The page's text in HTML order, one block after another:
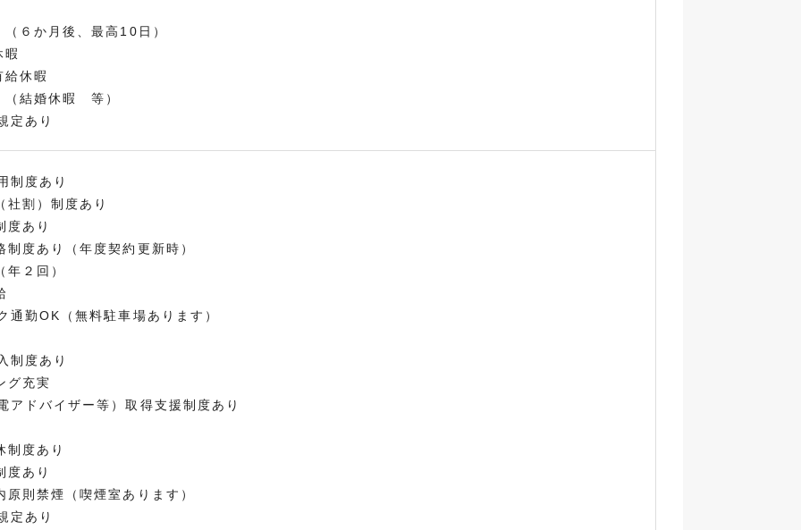
６か月後、最高10日）
暇
休暇
結婚休暇 等）
定あり
制度あり
割）制度あり
度あり
度あり（年度契約更新時）
２回）
通勤OK（無料駐車場あります）
制度あり
グ充実
アドバイザー等）取得支援制度あり
制度あり
度あり
則禁煙（喫煙室あります）
定あり